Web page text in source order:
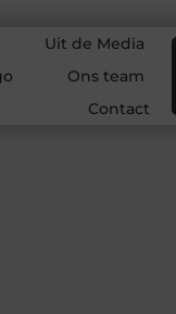
Uit de Media
Ons team
Contact